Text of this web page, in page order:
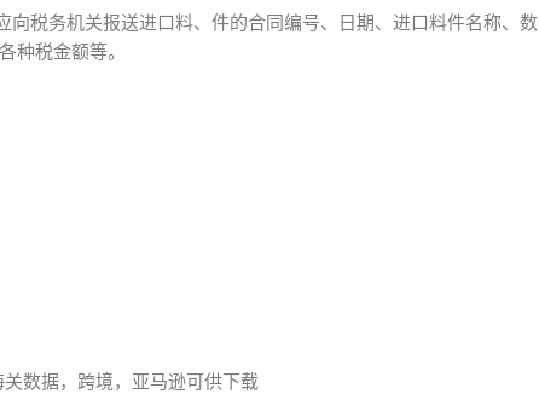
税务机关报送进口料、件的合同编号、日期、进口料件名称、数
种税金额等。
数据，跨境，亚马逊可供下载